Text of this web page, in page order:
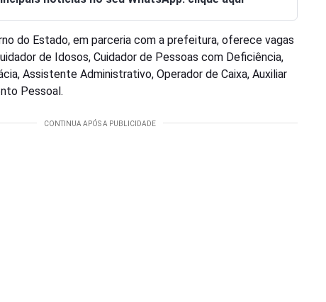
do Estado, em parceria com a prefeitura, oferece vagas
de Idosos, Cuidador de Pessoas com Deficiência,
Assistente Administrativo, Operador de Caixa, Auxiliar
Pessoal.